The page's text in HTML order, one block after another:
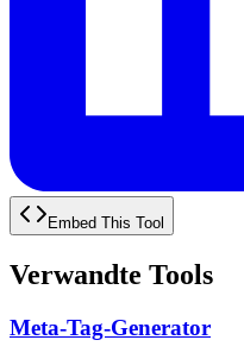
Embed This Tool
Verwandte Tools
Meta-Tag-Generator